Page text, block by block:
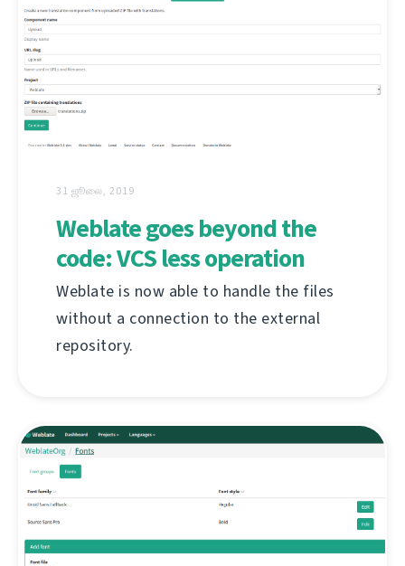
31 ஜூலை, 2019
Weblate goes beyond the
code: VCS less operation
Weblate is now able to handle the files
without a connection to the external
repository.